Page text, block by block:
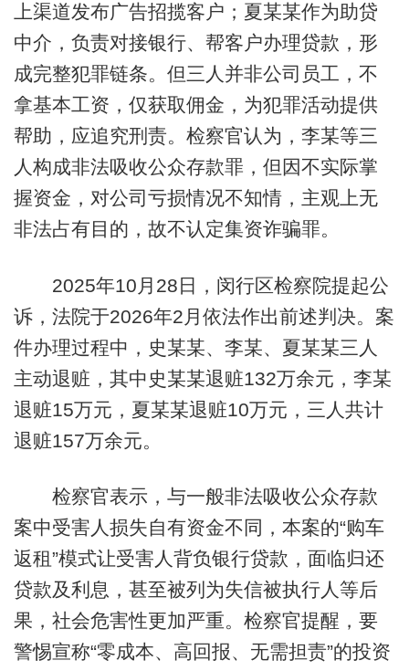
上渠道发布广告招揽客户；夏某某作为助贷
中介，负责对接银行、帮客户办理贷款，形
成完整犯罪链条。但三人并非公司员工，不
拿基本工资，仅获取佣金，为犯罪活动提供
帮助，应追究刑责。检察官认为，李某等三
人构成非法吸收公众存款罪，但因不实际掌
握资金，对公司亏损情况不知情，主观上无
非法占有目的，故不认定集资诈骗罪。
2025年10月28日，闵行区检察院提起公
诉，法院于2026年2月依法作出前述判决。案
件办理过程中，史某某、李某、夏某某三人
主动退赃，其中史某某退赃132万余元，李某
退赃15万元，夏某某退赃10万元，三人共计
退赃157万余元。
检察官表示，与一般非法吸收公众存款
案中受害人损失自有资金不同，本案的“购车
返租”模式让受害人背负银行贷款，面临归还
贷款及利息，甚至被列为失信被执行人等后
果，社会危害性更加严重。检察官提醒，要
警惕宣称“零成本、高回报、无需担责”的投资